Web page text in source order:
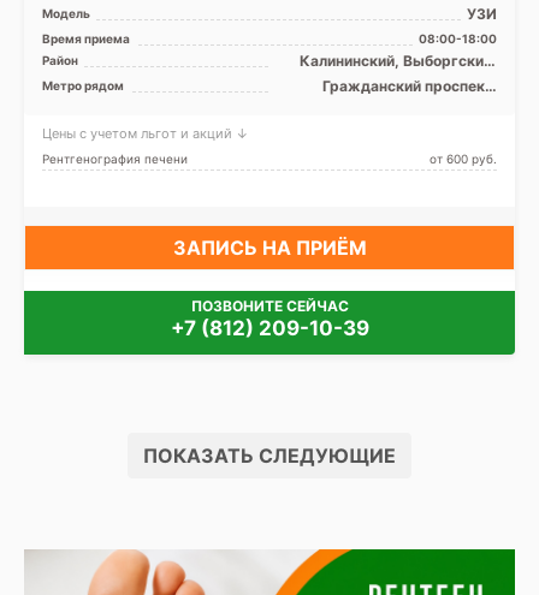
Модель
УЗИ
Время приема
08:00-18:00
Район
Калининский, Выборгский,
Приморский, Лен. область
Метро рядом
Гражданский проспект,
Цены с учетом льгот и акций ↓
Рентгенография печени от 600 pуб.
ЗАПИСЬ НА ПРИЁМ
ПОЗВОНИТЕ СЕЙЧАС
+7 (812) 209-10-39
ПОКАЗАТЬ СЛЕДУЮЩИЕ